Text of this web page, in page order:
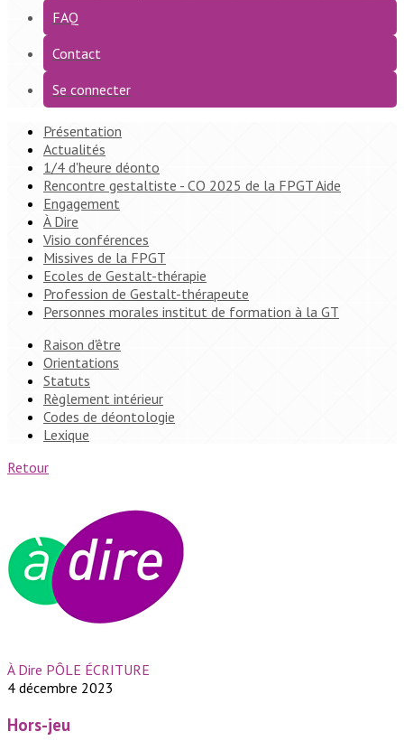
FAQ
Contact
Se connecter
Présentation
Actualités
1/4 d'heure déonto
Rencontre gestaltiste - CO 2025 de la FPGT Aide
Engagement
À Dire
Visio conférences
Missives de la FPGT
Ecoles de Gestalt-thérapie
Profession de Gestalt-thérapeute
Personnes morales institut de formation à la GT
Raison d'être
Orientations
Statuts
Règlement intérieur
Codes de déontologie
Lexique
Retour
À Dire PÔLE ÉCRITURE
4 décembre 2023
Hors-jeu